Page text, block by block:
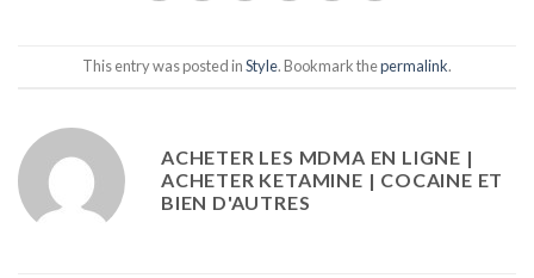
This entry was posted inStyle. Bookmark thepermalink.
ACHETER LES MDMA EN LIGNE |
ACHETER KETAMINE | COCAINE ET
BIEN D'AUTRES